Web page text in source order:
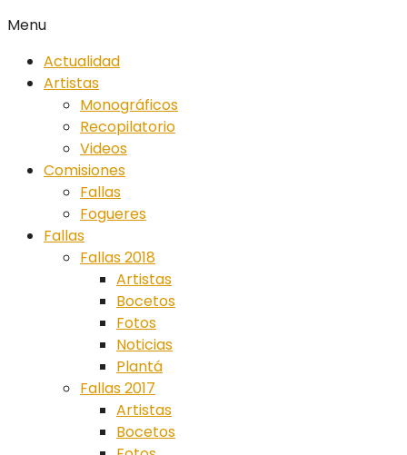
Menu
Actualidad
Artistas
Monográficos
Recopilatorio
Videos
Comisiones
Fallas
Fogueres
Fallas
Fallas 2018
Artistas
Bocetos
Fotos
Noticias
Plantá
Fallas 2017
Artistas
Bocetos